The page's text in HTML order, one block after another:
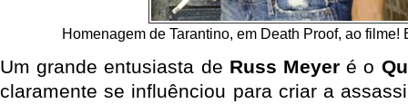
Homenagem de Tarantino, em Death Proof, ao filme!
Um grande entusiasta de Russ Meyer é o
claramente se influênciou para criar a